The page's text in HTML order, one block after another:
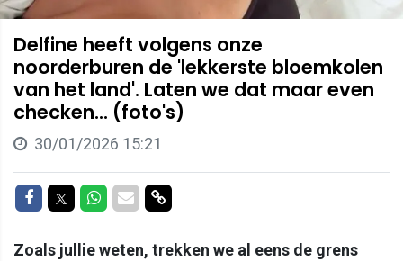
Delfine heeft volgens onze
noorderburen de 'lekkerste bloemkolen
van het land'. Laten we dat maar even
checken... (foto's)
30/01/2026 15:21
Delen op Facebook
Delen op Twitter
Delen op Whatsapp
Delen via Mail
Delen via link
Zoals jullie weten, trekken we al eens de grens